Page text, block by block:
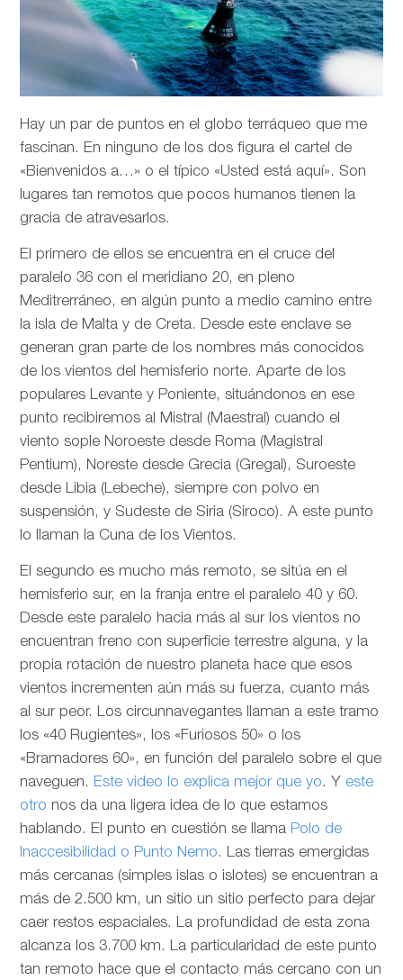
Hay un par de puntos en el globo terráqueo que me
fascinan. En ninguno de los dos figura el cartel de
«Bienvenidos a…» o el típico «Usted está aquí». Son
lugares tan remotos que pocos humanos tienen la
gracia de atravesarlos.
El primero de ellos se encuentra en el cruce del
paralelo 36 con el meridiano 20, en pleno
Meditrerráneo, en algún punto a medio camino entre
la isla de Malta y de Creta. Desde este enclave se
generan gran parte de los nombres más conocidos
de los vientos del hemisferio norte. Aparte de los
populares Levante y Poniente, situándonos en ese
punto recibiremos al Mistral (Maestral) cuando el
viento sople Noroeste desde Roma (Magistral
Pentium), Noreste desde Grecia (Gregal), Suroeste
desde Libia (Lebeche), siempre con polvo en
suspensión, y Sudeste de Siria (Siroco). A este punto
lo llaman la Cuna de los Vientos.
El segundo es mucho más remoto, se sitúa en el
hemisferio sur, en la franja entre el paralelo 40 y 60.
Desde este paralelo hacia más al sur los vientos no
encuentran freno con superficie terrestre alguna, y la
propia rotación de nuestro planeta hace que esos
vientos incrementen aún más su fuerza, cuanto más
al sur peor. Los circunnavegantes llaman a este tramo
los «40 Rugientes», los «Furiosos 50» o los
«Bramadores 60», en función del paralelo sobre el que
naveguen. Este video lo explica mejor que yo. Y este
otro nos da una ligera idea de lo que estamos
hablando. El punto en cuestión se llama Polo de
Inaccesibilidad o Punto Nemo. Las tierras emergidas
más cercanas (simples islas o islotes) se encuentran a
más de 2.500 km, un sitio un sitio perfecto para dejar
caer restos espaciales. La profundidad de esta zona
alcanza los 3.700 km. La particularidad de este punto
tan remoto hace que el contacto más cercano con un